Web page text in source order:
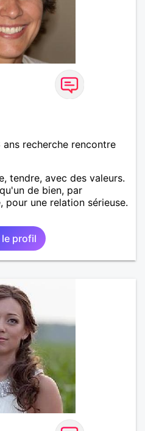
recherche rencontre
tendre, avec des valeurs.
de bien, par
pour une relation sérieuse.
le profil